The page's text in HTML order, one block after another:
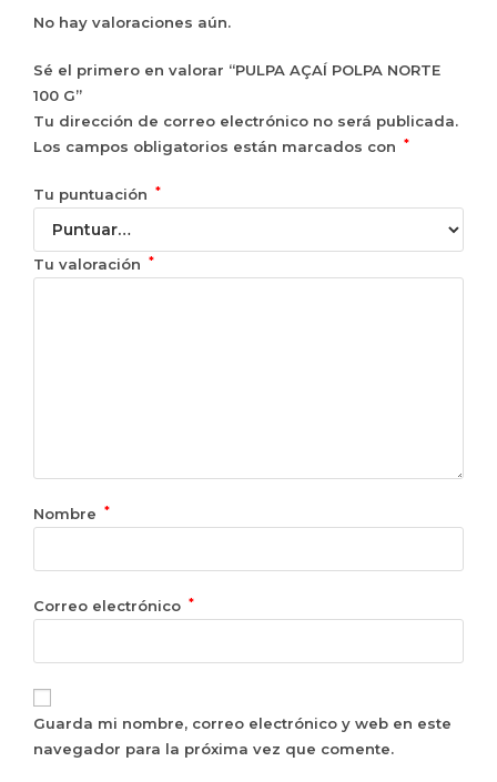
No hay valoraciones aún.
Sé el primero en valorar “PULPA AÇAÍ POLPA NORTE
100 G”
Tu dirección de correo electrónico no será publicada.
Los campos obligatorios están marcados con
*
Tu puntuación *
Tu valoración *
Nombre *
Correo electrónico *
Guarda mi nombre, correo electrónico y web en este
navegador para la próxima vez que comente.